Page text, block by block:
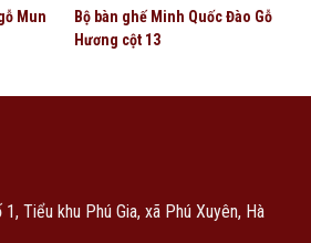
Mun
Bộ bàn ghế Minh Quốc Đào Gỗ
Hương cột 13
Tiểu khu Phú Gia, xã Phú Xuyên, Hà